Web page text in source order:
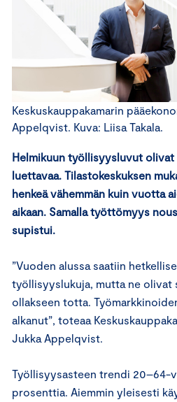
Keskuskauppakamarin
Appelqvist. Kuva: Liisa Takala.
Helmikuun työllisyysluvut olivat
luettavaa. Tilastokeskuksen
henkeä vähemmän kuin vuotta
aikaan. Samalla työttömyys
supistui.
”Vuoden alussa saatiin
työllisyyslukuja, mutta ne olivat
ollakseen totta.
alkanut”, toteaa
Jukka Appelqvist.
Työllisyysasteen trendi 20–64-
prosenttia. Aiemmin yleisesti